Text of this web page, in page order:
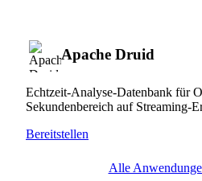
Apache Druid
Echtzeit-Analyse-Datenbank für
Sekundenbereich auf Streaming-
Bereitstellen
Alle